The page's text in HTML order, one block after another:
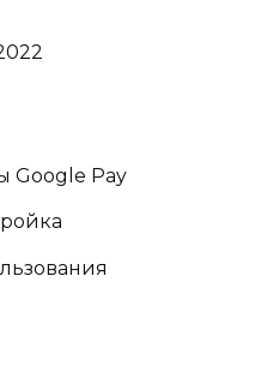
Google Pay